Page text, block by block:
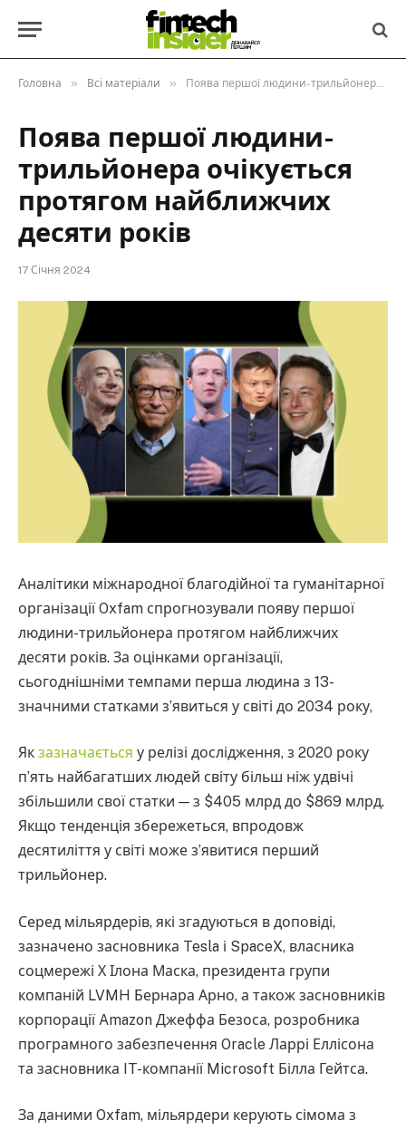
Головна » Всі матеріали » Поява першої людини-трильйонера очікується протягом найближчих десяти років
Поява першої людини-
трильйонера очікується
протягом найближчих
десяти років
17 Січня 2024
Аналітики міжнародної благодійної та гуманітарної
організації Oxfam спрогнозували появу першої
людини-трильйонера протягом найближчих
десяти років. За оцінками організації,
сьогоднішніми темпами перша людина з 13-
значними статками з’явиться у світі до 2034 року,
Як зазначається у релізі дослідження, з 2020 року
п’ять найбагатших людей світу більш ніж удвічі
збільшили свої статки — з $405 млрд до $869 млрд.
Якщо тенденція збережеться, впродовж
десятиліття у світі може з’явитися перший
трильйонер.
Серед мільярдерів, які згадуються в доповіді,
зазначено засновника Tesla і SpaceX, власника
соцмережі Х Ілона Маска, президента групи
компаній LVMH Бернара Арно, а також засновників
корпорації Amazon Джеффа Безоса, розробника
програмного забезпечення Oracle Ларрі Еллісона
та засновника IT-компанії Microsoft Білла Гейтса.
За даними Oxfam, мільярдери керують сімома з